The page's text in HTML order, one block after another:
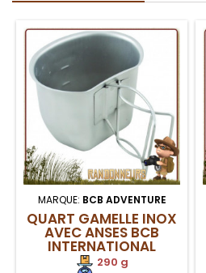
MARQUE: BCB ADVENTURE
QUART GAMELLE INOX
AVEC ANSES BCB
INTERNATIONAL
290 g